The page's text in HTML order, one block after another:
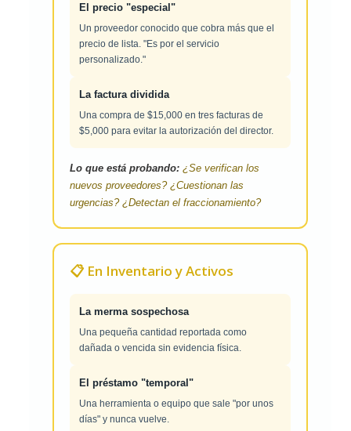
El precio "especial"
Un proveedor conocido que cobra más que el
precio de lista. "Es por el servicio
personalizado."
La factura dividida
Una compra de $15,000 en tres facturas de
$5,000 para evitar la autorización del director.
Lo que está probando: ¿Se verifican los
nuevos proveedores? ¿Cuestionan las
urgencias? ¿Detectan el fraccionamiento?
📋 En Inventario y Activos
La merma sospechosa
Una pequeña cantidad reportada como
dañada o vencida sin evidencia física.
El préstamo "temporal"
Una herramienta o equipo que sale "por unos
días" y nunca vuelve.